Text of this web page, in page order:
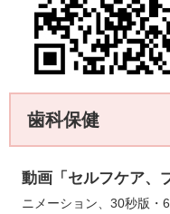
歯科保健
動画「セルフケア、
ニメーション、30秒版・